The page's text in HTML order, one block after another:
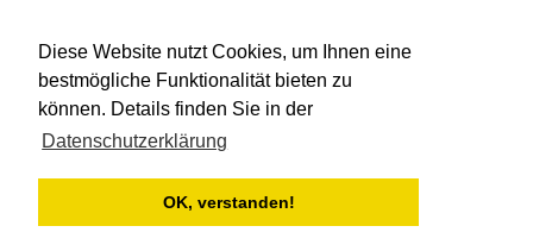
Diese Website nutzt Cookies, um Ihnen eine
bestmögliche Funktionalität bieten zu
können. Details finden Sie in der
Datenschutzerklärung
OK, verstanden!